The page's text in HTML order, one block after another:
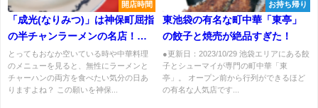
開店時間
「成光(なりみつ)」は神保町屈指
の半チャンラーメンの名店！餃
子も最高！
とってもおなか空いている時や中華料理
のメニューを見ると、無性にラーメンと
チャーハンの両方を食べたい気分の日あ
りますよね？ この願いを神保...
お持ち帰り
東池袋の有名な町中華「東亭」
の餃子と焼売が絶品すぎた！
●更新日：2023/10/29 池袋エリアにある餃
子とシューマイが専門の町中華「東
亭」。 オープン前から行列ができるほど
の有名な人気店です...